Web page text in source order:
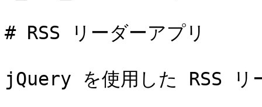
# RSS リーダーアプリ
jQuery を使用した RSS リ